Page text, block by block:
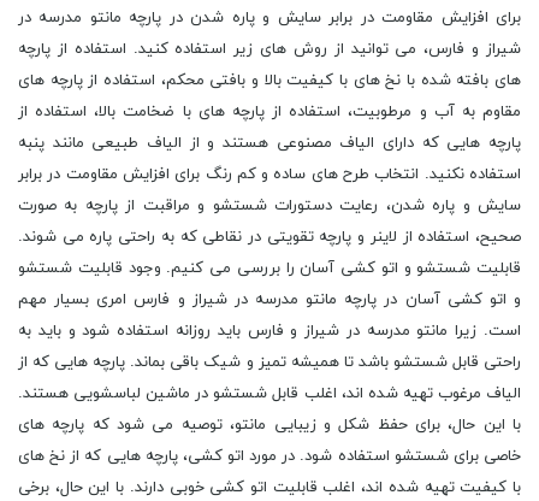
برای افزایش مقاومت در برابر سایش و پاره شدن در پارچه مانتو مدرسه در
شیراز و فارس، می توانید از روش های زیر استفاده کنید. استفاده از پارچه
های بافته شده با نخ های با کیفیت بالا و بافتی محکم، استفاده از پارچه های
مقاوم به آب و مرطوبیت، استفاده از پارچه های با ضخامت بالا، استفاده از
پارچه هایی که دارای الیاف مصنوعی هستند و از الیاف طبیعی مانند پنبه
استفاده نکنید. انتخاب طرح های ساده و کم رنگ برای افزایش مقاومت در برابر
سایش و پاره شدن، رعایت دستورات شستشو و مراقبت از پارچه به صورت
صحیح، استفاده از لاینر و پارچه تقویتی در نقاطی که به راحتی پاره می شوند.
قابلیت شستشو و اتو کشی آسان را بررسی می کنیم. وجود قابلیت شستشو
و اتو کشی آسان در پارچه مانتو مدرسه در شیراز و فارس امری بسیار مهم
است. زیرا مانتو مدرسه در شیراز و فارس باید روزانه استفاده شود و باید به
راحتی قابل شستشو باشد تا همیشه تمیز و شیک باقی بماند. پارچه هایی که از
الیاف مرغوب تهیه شده اند، اغلب قابل شستشو در ماشین لباسشویی هستند.
با این حال، برای حفظ شکل و زیبایی مانتو، توصیه می شود که پارچه های
خاصی برای شستشو استفاده شود. در مورد اتو کشی، پارچه هایی که از نخ های
با کیفیت تهیه شده اند، اغلب قابلیت اتو کشی خوبی دارند. با این حال، برخی